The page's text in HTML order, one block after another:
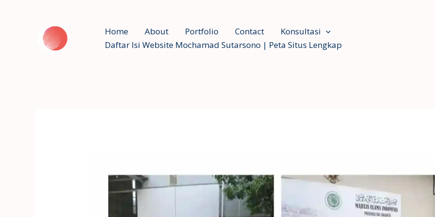
Home About Portfolio Contact
Konsultasi
Daftar Isi Website Mochamad Sutarsono | Peta Situs Lengkap